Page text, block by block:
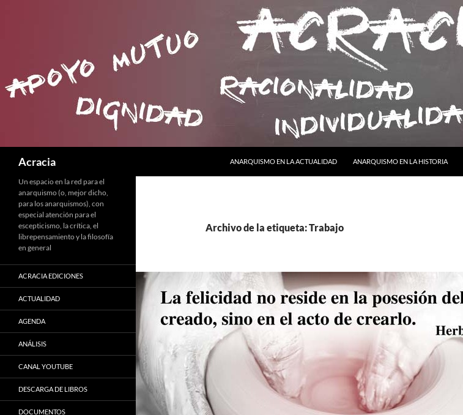
Acracia
ANARQUISMO EN LA ACTUALIDAD
ANARQUISMO EN LA HISTORIA
Archivo de la etiqueta: Trabajo
Un espacio en la red para el
anarquismo (o, mejor dicho,
para los anarquismos), con
especial atención para el
escepticismo, la crítica, el
librepensamiento y la filosofía
en general
ACRACIA EDICIONES
ACTUALIDAD
AGENDA
ANÁLISIS
CANAL YOUTUBE
DESCARGA DE LIBROS
DOCUMENTOS